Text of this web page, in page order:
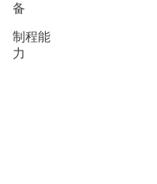
备
制程能
力